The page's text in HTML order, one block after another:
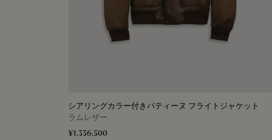
シアリングカラー付きパティーヌ フライトジャケット
ラムレザー
¥1,336,500